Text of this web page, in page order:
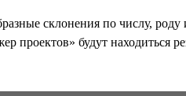
склонения по числу,
будут находиться